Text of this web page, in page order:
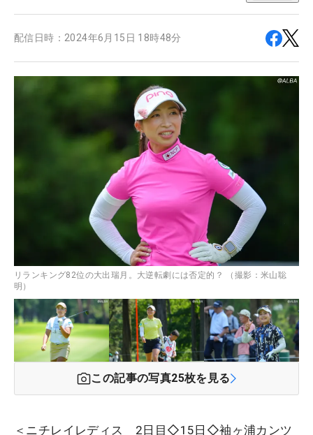
配信日時： 2024年6月15日 18時48分
リランキング82位の大出瑞月。大逆転劇には否定的？ （撮影：米山聡
明）
この記事の写真25枚を見る
＜ニチレイレディス 2日目◇15日◇袖ヶ浦カンツ